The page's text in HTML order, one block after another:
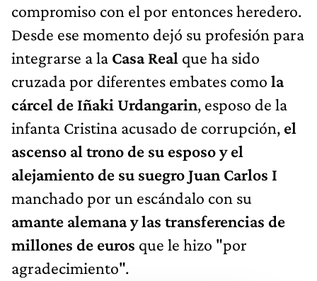
compromiso con el por entonces heredero.
Desde ese momento dejó su profesión para
integrarse a la Casa Real que ha sido
cruzada por diferentes embates como la
cárcel de Iñaki Urdangarin, esposo de la
infanta Cristina acusado de corrupción, el
ascenso al trono de su esposo y el
alejamiento de su suegro Juan Carlos I
manchado por un escándalo con su
amante alemana y las transferencias de
millones de euros que le hizo "por
agradecimiento".